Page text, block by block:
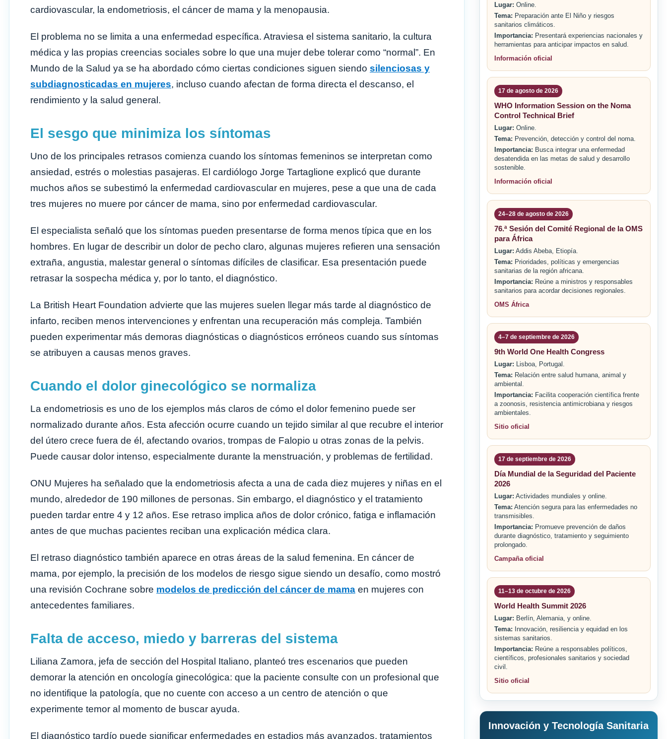
cardiovascular, la endometriosis, el cáncer de mama y la menopausia.
El problema no se limita a una enfermedad específica. Atraviesa el sistema sanitario, la cultura
médica y las propias creencias sociales sobre lo que una mujer debe tolerar como “normal”. En
Mundo de la Salud ya se ha abordado cómo ciertas condiciones siguen siendo silenciosas y
subdiagnosticadas en mujeres, incluso cuando afectan de forma directa el descanso, el
rendimiento y la salud general.
El sesgo que minimiza los síntomas
Uno de los principales retrasos comienza cuando los síntomas femeninos se interpretan como
ansiedad, estrés o molestias pasajeras. El cardiólogo Jorge Tartaglione explicó que durante
muchos años se subestimó la enfermedad cardiovascular en mujeres, pese a que una de cada
tres mujeres no muere por cáncer de mama, sino por enfermedad cardiovascular.
El especialista señaló que los síntomas pueden presentarse de forma menos típica que en los
hombres. En lugar de describir un dolor de pecho claro, algunas mujeres refieren una sensación
extraña, angustia, malestar general o síntomas difíciles de clasificar. Esa presentación puede
retrasar la sospecha médica y, por lo tanto, el diagnóstico.
La British Heart Foundation advierte que las mujeres suelen llegar más tarde al diagnóstico de
infarto, reciben menos intervenciones y enfrentan una recuperación más compleja. También
pueden experimentar más demoras diagnósticas o diagnósticos erróneos cuando sus síntomas
se atribuyen a causas menos graves.
Cuando el dolor ginecológico se normaliza
La endometriosis es uno de los ejemplos más claros de cómo el dolor femenino puede ser
normalizado durante años. Esta afección ocurre cuando un tejido similar al que recubre el interior
del útero crece fuera de él, afectando ovarios, trompas de Falopio u otras zonas de la pelvis.
Puede causar dolor intenso, especialmente durante la menstruación, y problemas de fertilidad.
ONU Mujeres ha señalado que la endometriosis afecta a una de cada diez mujeres y niñas en el
mundo, alrededor de 190 millones de personas. Sin embargo, el diagnóstico y el tratamiento
pueden tardar entre 4 y 12 años. Ese retraso implica años de dolor crónico, fatiga e inflamación
antes de que muchas pacientes reciban una explicación médica clara.
El retraso diagnóstico también aparece en otras áreas de la salud femenina. En cáncer de
mama, por ejemplo, la precisión de los modelos de riesgo sigue siendo un desafío, como mostró
una revisión Cochrane sobre modelos de predicción del cáncer de mama en mujeres con
antecedentes familiares.
Falta de acceso, miedo y barreras del sistema
Liliana Zamora, jefa de sección del Hospital Italiano, planteó tres escenarios que pueden
demorar la atención en oncología ginecológica: que la paciente consulte con un profesional que
no identifique la patología, que no cuente con acceso a un centro de atención o que
experimente temor al momento de buscar ayuda.
El diagnóstico tardío puede significar enfermedades en estadios más avanzados, tratamientos
Lugar: Online.
Tema: Preparación ante El Niño y riesgos
sanitarios climáticos.
Importancia: Presentará experiencias nacionales y
herramientas para anticipar impactos en salud.
Información oficial
17 de agosto de 2026
WHO Information Session on the Noma
Control Technical Brief
Lugar: Online.
Tema: Prevención, detección y control del noma.
Importancia: Busca integrar una enfermedad
desatendida en las metas de salud y desarrollo
sostenible.
Información oficial
24–28 de agosto de 2026
76.ª Sesión del Comité Regional de la OMS
para África
Lugar: Addis Abeba, Etiopía.
Tema: Prioridades, políticas y emergencias
sanitarias de la región africana.
Importancia: Reúne a ministros y responsables
sanitarios para acordar decisiones regionales.
OMS África
4–7 de septiembre de 2026
9th World One Health Congress
Lugar: Lisboa, Portugal.
Tema: Relación entre salud humana, animal y
ambiental.
Importancia: Facilita cooperación científica frente
a zoonosis, resistencia antimicrobiana y riesgos
ambientales.
Sitio oficial
17 de septiembre de 2026
Día Mundial de la Seguridad del Paciente
2026
Lugar: Actividades mundiales y online.
Tema: Atención segura para las enfermedades no
transmisibles.
Importancia: Promueve prevención de daños
durante diagnóstico, tratamiento y seguimiento
prolongado.
Campaña oficial
11–13 de octubre de 2026
World Health Summit 2026
Lugar: Berlín, Alemania, y online.
Tema: Innovación, resiliencia y equidad en los
sistemas sanitarios.
Importancia: Reúne a responsables políticos,
científicos, profesionales sanitarios y sociedad
civil.
Sitio oficial
Innovación y Tecnología Sanitaria